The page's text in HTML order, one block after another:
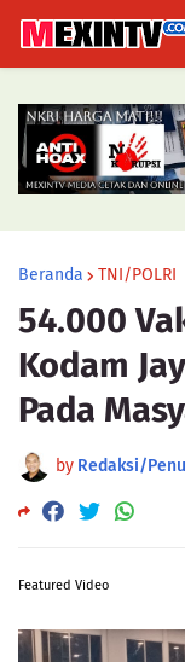
Beranda TNI/POLRI
54.000
Kodam
Pada
by Redaksi/
Featured Video